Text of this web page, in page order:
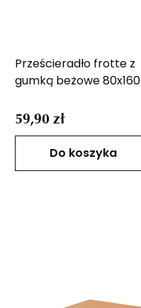
Prześcieradło frotte z
gumką beżowe 80x160
59,90 zł
Do koszyka